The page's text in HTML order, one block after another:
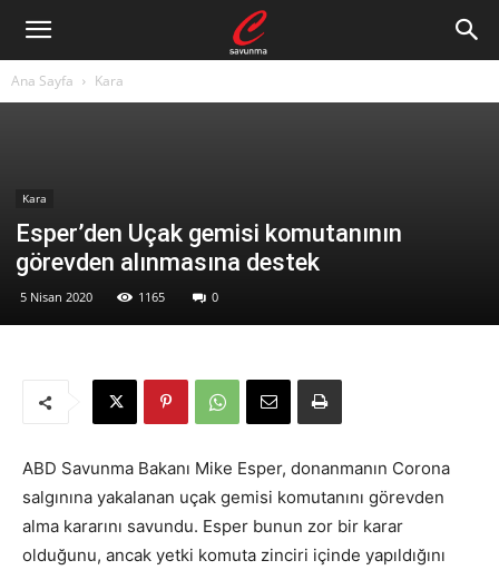
Ana Sayfa Kara
Kara
Esper’den Uçak gemisi komutanının
görevden alınmasına destek
5 Nisan 2020 1165 0
ABD Savunma Bakanı Mike Esper, donanmanın Corona
salgınına yakalanan uçak gemisi komutanını görevden
alma kararını savundu. Esper bunun zor bir karar
olduğunu, ancak yetki komuta zinciri içinde yapıldığını